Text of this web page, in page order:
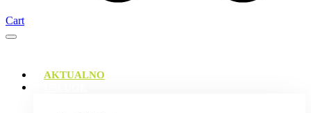
Cart
AKTUALNO